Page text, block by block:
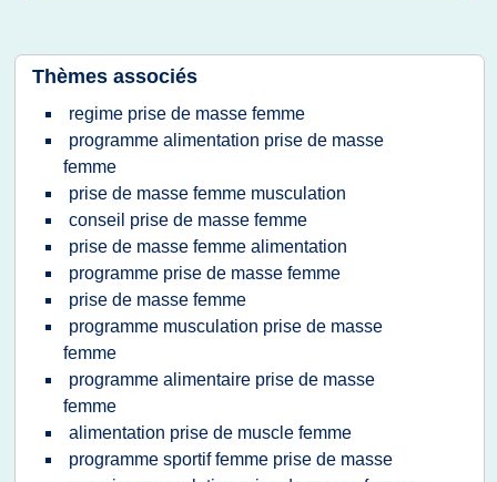
Thèmes associés
regime prise de masse femme
programme alimentation prise de masse
femme
prise de masse femme musculation
conseil prise de masse femme
prise de masse femme alimentation
programme prise de masse femme
prise de masse femme
programme musculation prise de masse
femme
programme alimentaire prise de masse
femme
alimentation prise de muscle femme
programme sportif femme prise de masse